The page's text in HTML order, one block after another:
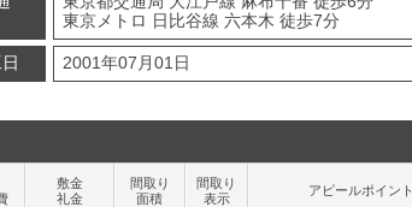
東京メトロ 日比谷線 六本木 徒歩7分
2001年07月01日
敷金
礼金
間取り
面積
間取り
表示
アピールポイント